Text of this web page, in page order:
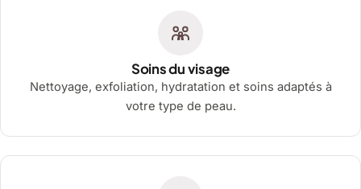
Soins du visage
Nettoyage, exfoliation, hydratation et soins adaptés à
votre type de peau.